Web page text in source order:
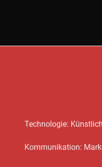
Technologie:
Kommunikation: